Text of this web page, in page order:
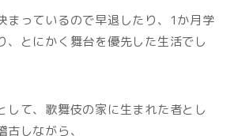
まっているので早退したり、1か月学
、とにかく舞台を優先した生活でし
して、歌舞伎の家に生まれた者とし
しながら、